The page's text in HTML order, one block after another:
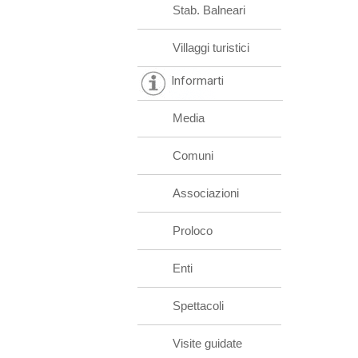
Stab. Balneari
Villaggi turistici
Informarti
Media
Comuni
Associazioni
Proloco
Enti
Spettacoli
Visite guidate